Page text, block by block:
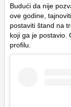
Budući da nije
ove godine,
postaviti štand na
koji ga je postavio.
profilu.